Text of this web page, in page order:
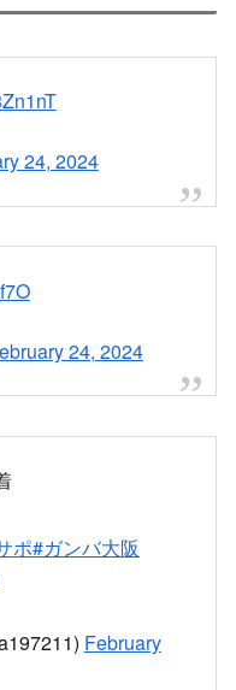
24, 2024
24, 2024
ポ#ガンバ大阪
February